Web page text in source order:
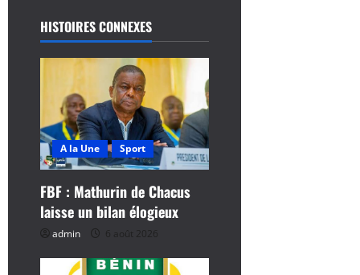
t
i
o
n
d
’
a
r
HISTOIRES CONNEXES
A la Une Sport
FBF : Mathurin de Chacus
laisse un bilan élogieux
admin 6 août 2026